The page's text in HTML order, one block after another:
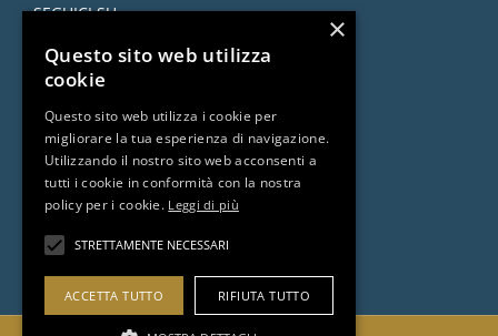
SEGUICI SU
SERVIZI
CONVENZIONI
L’AVVOCATO RISPONDE
DOCUMENTI E RISORSE
×
Questo sito web utilizza
cookie
Questo sito web utilizza i cookie per
migliorare la tua esperienza di navigazione.
Utilizzando il nostro sito web acconsenti a
tutti i cookie in conformità con la nostra
policy per i cookie. Leggi di più
STRETTAMENTE NECESSARI
ACCETTA TUTTO RIFIUTA TUTTO